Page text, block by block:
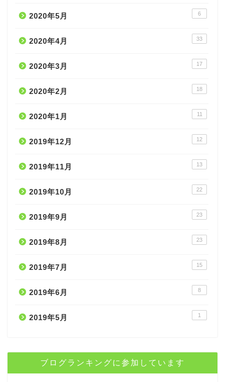
2020年5月 6
2020年4月 33
2020年3月 17
2020年2月 18
2020年1月 11
2019年12月 12
2019年11月 13
2019年10月 22
2019年9月 23
2019年8月 23
2019年7月 15
2019年6月 8
2019年5月 1
ブログランキングに参加しています